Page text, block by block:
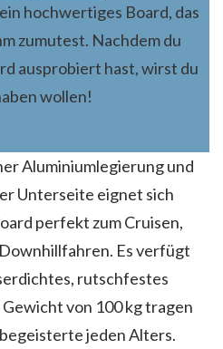
hochwertiges Board, das
zumutest. Nachdem du
ausprobiert hast, wirst du
wollen!
Aluminiumlegierung und
Unterseite eignet sich
perfekt zum Cruisen,
Es verfügt
rutschfestes
Gewicht von 100 kg tragen
jeden Alters.